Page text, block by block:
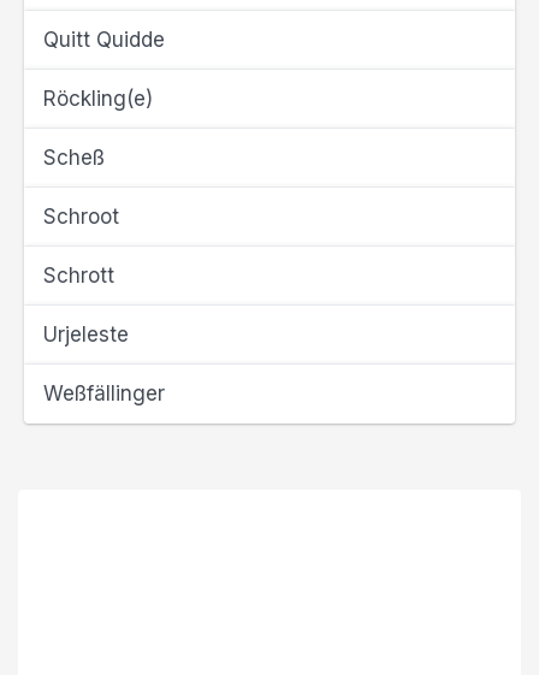
Quitt Quidde
Röckling(e)
Scheß
Schroot
Schrott
Urjeleste
Weßfällinger